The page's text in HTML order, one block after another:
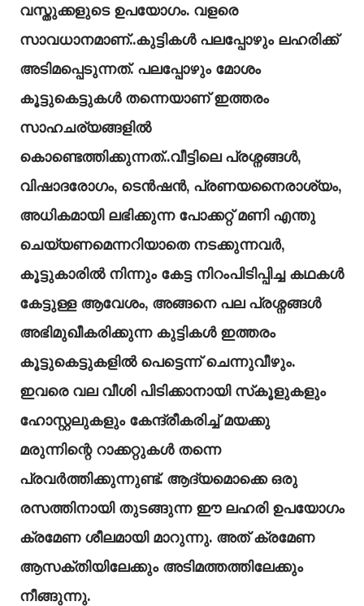
വസ്തുക്കളുടെ ഉപയോഗം. വളരെ
സാവധാനമാണ്‌..കുട്ടികള്‍ പലപ്പോഴും ലഹരിക്ക്‌
അടിമപ്പെടുന്നത്. പലപ്പോഴും മോശം
കൂട്ടുകെട്ടുകള്‍ തന്നെയാണ് ഇത്തരം
സാഹചര്യങ്ങളില്‍
കൊണ്ടെത്തിക്കുന്നത്..വീട്ടിലെ പ്രശ്നങ്ങള്‍,
വിഷാദരോഗം, ടെന്‍ഷന്‍, പ്രണയനൈരാശ്യം,
അധികമായി ലഭിക്കുന്ന പോക്കറ്റ് മണി എന്തു
ചെയ്യണമെന്നറിയാതെ നടക്കുന്നവര്‍,
കൂട്ടുകാരില്‍ നിന്നും കേട്ട നിറംപിടിപ്പിച്ച കഥകള്‍
കേട്ടുള്ള ആവേശം, അങ്ങനെ പല പ്രശ്നങ്ങള്‍
അഭിമുഖീകരിക്കുന്ന കുട്ടികള്‍ ഇത്തരം
കൂട്ടുകെട്ടുകളില്‍ പെട്ടെന്ന് ചെന്നുവീഴും.
ഇവരെ വല വീശി പിടിക്കാനായി സ്‌കൂളുകളും
ഹോസ്റ്റലുകളും കേന്ദ്രീകരിച്ച് മയക്കു
മരുന്നിന്റെ റാക്കറ്റുകള്‍ തന്നെ
പ്രവര്‍ത്തിക്കുന്നുണ്ട്. ആദ്യമൊക്കെ ഒരു
രസത്തിനായി തുടങ്ങുന്ന ഈ ലഹരി ഉപയോഗം
ക്രമേണ ശീലമായി മാറുന്നു. അത് ക്രമേണ
ആസക്തിയിലേക്കും അടിമത്തത്തിലേക്കും
നീങ്ങുന്നു.